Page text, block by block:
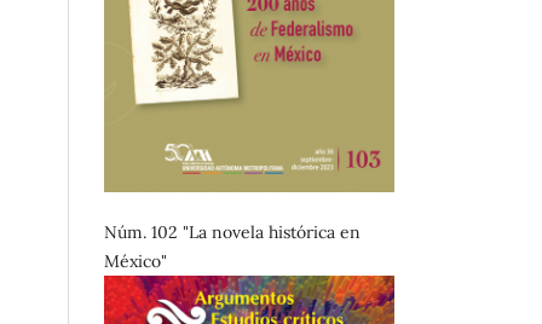
Núm. 102 "La novela histórica en
México"